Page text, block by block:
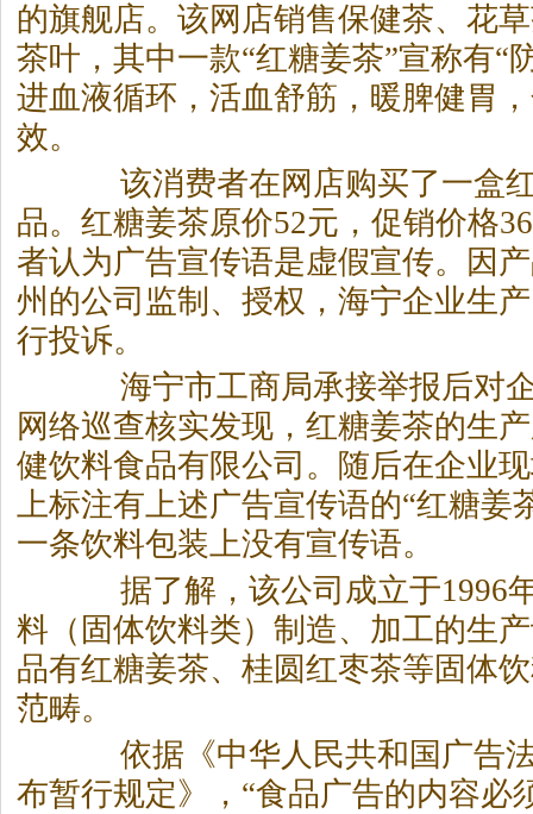
的旗舰店。该网店销售保健茶、花
茶叶，其中一款“红糖姜茶”宣称有“
进血液循环，活血舒筋，暖脾健胃
效。
该消费者在网店购买了一盒红
品。红糖姜茶原价52元，促销价格
者认为广告宣传语是虚假宣传。因
州的公司监制、授权，海宁企业生
行投诉。
海宁市工商局承接举报后对企
网络巡查核实发现，红糖姜茶的生
健饮料食品有限公司。随后在企业
上标注有上述广告宣传语的“红糖姜
一条饮料包装上没有宣传语。
据了解，该公司成立于1996
料（固体饮料类）制造、加工的生
品有红糖姜茶、桂圆红枣茶等固体
范畴。
依据《中华人民共和国广告法
布暂行规定》，“食品广告的内容必